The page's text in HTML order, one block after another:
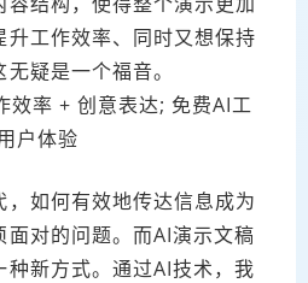
工作效率、同时又想保持
疑是一个福音。
效率 + 创意表达; 免费AI工
户体验
如何有效地传达信息成为
对的问题。而AI演示文稿
新方式。通过AI技术，我